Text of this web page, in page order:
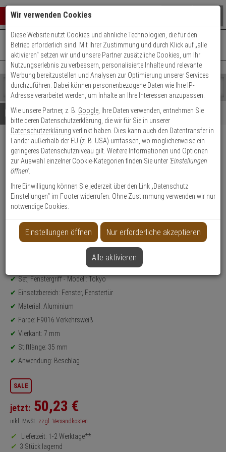
Warenkorb schließen
0 ARTIKEL IM WARENKORB
Ihr Warenkorb ist momentan leer.
Ergebnisse ()
Fertig
Shop
durchsuchen
Bitte
geben
Sie
mindestens
Zeichen
ein,
um
Suche
Es
wurde
noch
Kategorien
Suche
gestartet
+49 (0)821 899 493-0Mo. - Do.: 8:00 - 16:30 | Fr.: 8:00 - 14:00 Uhr
Kontaktservice nutzen
Details Beratung
5er Set Druckknopf
Fenstergriff Tokyo 0710SV/U26
2
Produktmerkmale
Produktinformationen
Set, Fenstergriff - Modell: Tokyo
Einsatzbereich: Fenster, Fenstertür
Material: Aluminium
Farbe: F9016 Verkehrsweiß
Vierkant: 7 mm
Stiftlänge: 35 mm
Anwendung: Beschlag
SALE
jetzt: 50,23 €
inkl. MwSt. zzgl. Versandkosten
Lieferzeit: 1-2 Werktage**
3 Stück lagernd
Wir verwenden Cookies
Diese Website nutzt Cookies und ähnliche Technologien, die für den
Betrieb erforderlich sind. Mit Ihrer Zustimmung und durch Klick auf „alle
aktivieren“ setzen wir und unsere Partner zusätzliche Cookies, um Ihr
Nutzungserlebnis zu verbessern, personalisierte Inhalte und relevante
Werbung bereitzustellen und Analysen zur Optimierung unserer Services
durchzuführen. Dabei können personenbezogene Daten wie Ihre IP-
Adresse verarbeitet werden, um Inhalte an Ihre Interessen anzupassen.
Wie unsere Partner, z. B. Google , Ihre Daten verwenden, entnehmen Sie
bitte deren Datenschutzerklärung, die wir für Sie in unserer
Datenschutzerklärung verlinkt haben. Dies kann auch den Datentransfer in
Länder außerhalb der EU (z. B. USA) umfassen, wo möglicherweise ein
geringeres Datenschutzniveau gilt. Weitere Informationen und Optionen
zur Auswahl einzelner Cookie-Kategorien finden Sie unter 'Einstellungen
öffnen'.
Ihre Einwilligung können Sie jederzeit über den Link „Datenschutz
Einstellungen“ im Footer widerrufen. Ohne Zustimmung verwenden wir nur
notwendige Cookies.
Einstellungen öffnen Nur erforderliche akzeptieren
Alle aktivieren